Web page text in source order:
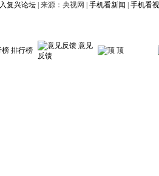
复兴论坛 | 来源：央视网 | 手机看新闻 手机看
排行榜
意见
反馈
顶